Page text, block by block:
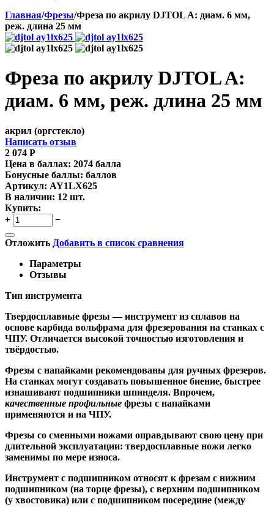
Главная/Фрезы/Фреза по акрилу DJTOL A: диам. 6 мм,
реж. длина 25 мм
Фреза по акрилу DJTOL A:
диам. 6 мм, реж. длина 25 мм
акрил (оргстекло)
Написать отзыв
2 074 Р
Цена в баллах: 2074 балла
Бонусные баллы: баллов
Артикул: AY1LX625
В наличии: 12 шт.
Купить:
+
−
Отложить Добавить в список сравнения
Параметры
Отзывы
Тип инструмента
Твердосплавные фрезы — инструмент из сплавов на
основе карбида вольфрама для фрезерования на станках с
ЧПУ. Отличается высокой точностью изготовления и
твёрдостью.
Фрезы с напайками рекомендованы для ручных фрезеров.
На станках могут создавать повышенное биение, быстрее
изнашивают подшипники шпинделя. Впрочем,
качественные профильные фрезы с напайками
применяются и на ЧПУ.
Фрезы со сменными ножами оправдывают свою цену при
длительной эксплуатации: твердосплавные ножи легко
заменимы по мере износа.
Инструмент с подшипником относят к фрезам с нижним
подшипником (на торце фрезы), с верхним подшипником
(у хвостовика) или с подшипником посередине (между